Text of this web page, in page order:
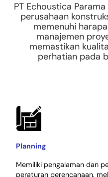
PT Echoustica
perusahaan
memenuhi
manajemen
memastikan
perhatian pada
Planning
Memiliki pengalaman dan
peraturan perencanaan.